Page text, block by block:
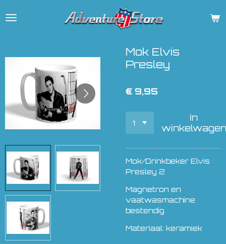
direct
Mok Elvis
Presley
€ 9,95
In
winkelwagen
Mok/Drinkbeker Elvis
Presley 2
Magnetron en
vaatwasmachine
bestendig
Materiaal: keramiek